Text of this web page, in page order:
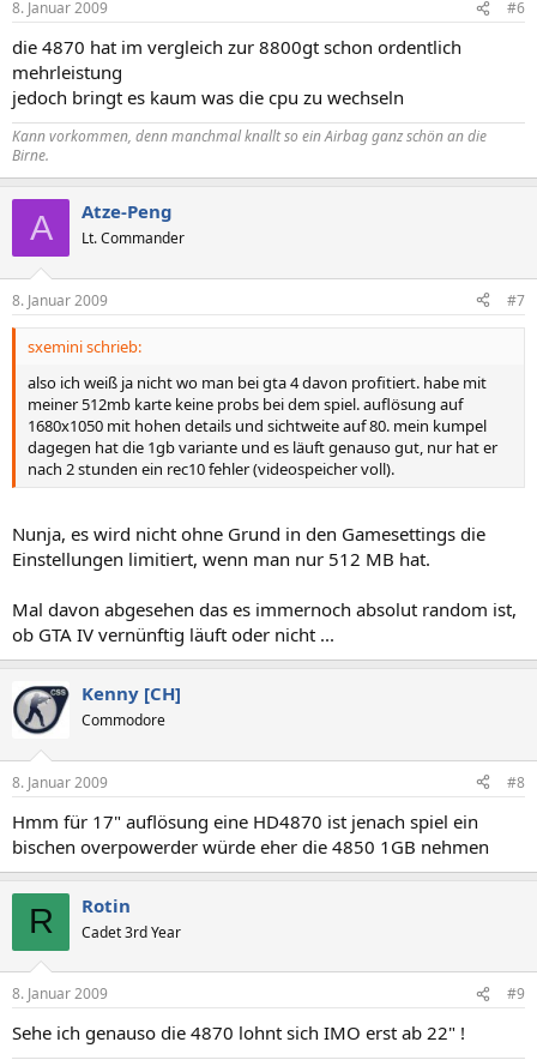
8. Januar 2009 #6
die 4870 hat im vergleich zur 8800gt schon ordentlich
mehrleistung
jedoch bringt es kaum was die cpu zu wechseln
Kann vorkommen, denn manchmal knallt so einAirbagganz schön an die
Birne.
A Atze-Peng
Lt. Commander
8. Januar 2009 #7
sxemini schrieb:
also ich weiß ja nicht wo man bei gta 4 davon profitiert. habe mit
meiner 512mb karte keine probs bei dem spiel. auflösung auf
1680x1050 mit hohen details und sichtweite auf 80. mein kumpel
dagegen hat die 1gb variante und es läuft genauso gut, nur hat er
nach 2 stunden ein rec10 fehler (videospeicher voll).
Nunja, es wird nicht ohne Grund in den Gamesettings die
Einstellungen limitiert, wenn man nur 512 MB hat.
Mal davon abgesehen das es immernoch absolut random ist,
ob GTA IV vernünftig läuft oder nicht ...
Kenny [CH]
Commodore
8. Januar 2009 #8
Hmm für 17" auflösung eine HD4870 ist jenach spiel ein
bischen overpowerder würde eher die 4850 1GB nehmen
R Rotin
Cadet 3rd Year
8. Januar 2009 #9
Sehe ich genauso die 4870 lohnt sich IMO erst ab 22" !